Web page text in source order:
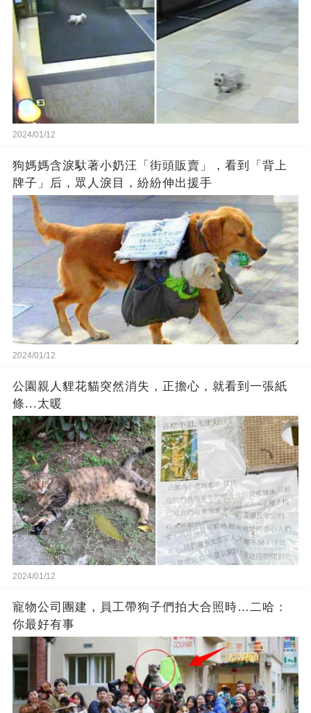
2024/01/12
狗媽媽含淚馱著小奶汪「街頭販賣」，看到「背上
牌子」后，眾人淚目，紛紛伸出援手
2024/01/12
公園親人貍花貓突然消失，正擔心，就看到一張紙
條...太暖
2024/01/12
寵物公司團建，員工帶狗子們拍大合照時…二哈：
你最好有事